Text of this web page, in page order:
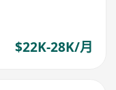
$22K-28K/月